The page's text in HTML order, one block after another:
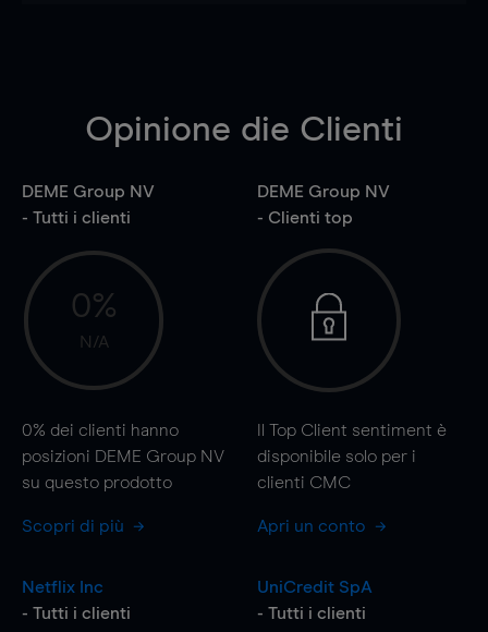
Opinione die Clienti
DEME Group NV
- Tutti i clienti
0%
N/A
0% dei clienti hanno
posizioni DEME Group NV
su questo prodotto
Scopri di più
DEME Group NV
- Clienti top
Il Top Client sentiment è
disponibile solo per i
clienti CMC
Apri un conto
Netflix Inc
- Tutti i clienti
UniCredit SpA
- Tutti i clienti